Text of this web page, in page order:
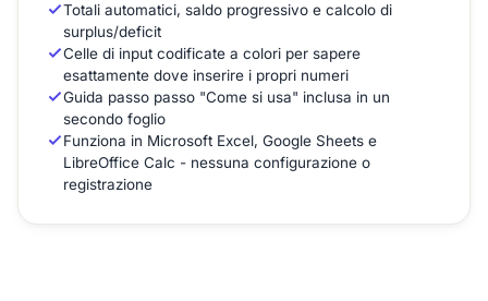
Totali automatici, saldo progressivo e calcolo di
surplus/deficit
Celle di input codificate a colori per sapere
esattamente dove inserire i propri numeri
Guida passo passo "Come si usa" inclusa in un
secondo foglio
Funziona in Microsoft Excel, Google Sheets e
LibreOffice Calc - nessuna configurazione o
registrazione